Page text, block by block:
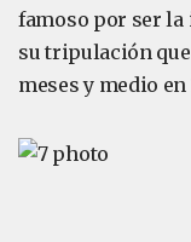
famoso por ser la
su tripulación
meses y medio en